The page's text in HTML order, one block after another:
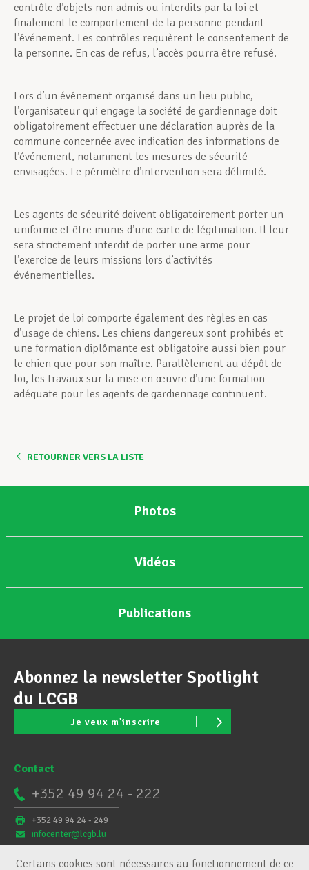
contrôle d’objets non admis ou interdits par la loi et
finalement le comportement de la personne pendant
l’événement. Les contrôles requièrent le consentement de
la personne. En cas de refus, l’accès pourra être refusé.
Lors d’un événement organisé dans un lieu public,
l’organisateur qui engage la société de gardiennage doit
obligatoirement effectuer une déclaration auprès de la
commune concernée avec indication des informations de
l’événement, notamment les mesures de sécurité
envisagées. Le périmètre d’intervention sera délimité.
Les agents de sécurité doivent obligatoirement porter un
uniforme et être munis d’une carte de légitimation. Il leur
sera strictement interdit de porter une arme pour
l’exercice de leurs missions lors d’activités
événementielles.
Le projet de loi comporte également des règles en cas
d’usage de chiens. Les chiens dangereux sont prohibés et
une formation diplômante est obligatoire aussi bien pour
le chien que pour son maître. Parallèlement au dépôt de
loi, les travaux sur la mise en œuvre d’une formation
adéquate pour les agents de gardiennage continuent.
RETOURNER VERS LA LISTE
Photos
Vidéos
Publications
Abonnez la newsletter Spotlight
du LCGB
Je veux m'inscrire
Contact
+352 49 94 24 - 222
+352 49 94 24 - 249
infocenter@lcgb.lu
Certains cookies sont nécessaires au fonctionnement de ce